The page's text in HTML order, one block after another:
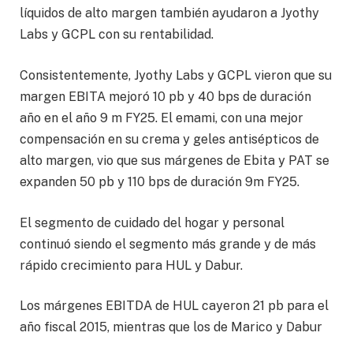
líquidos de alto margen también ayudaron a Jyothy
Labs y GCPL con su rentabilidad.
Consistentemente, Jyothy Labs y GCPL vieron que su
margen EBITA mejoró 10 pb y 40 bps de duración
año en el año 9 m FY25. El emami, con una mejor
compensación en su crema y geles antisépticos de
alto margen, vio que sus márgenes de Ebita y PAT se
expanden 50 pb y 110 bps de duración 9m FY25.
El segmento de cuidado del hogar y personal
continuó siendo el segmento más grande y de más
rápido crecimiento para HUL y Dabur.
Los márgenes EBITDA de HUL cayeron 21 pb para el
año fiscal 2015, mientras que los de Marico y Dabur